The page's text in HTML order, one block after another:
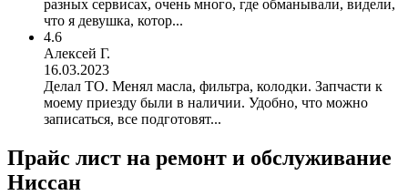
разных сервисах, очень много, где обманывали, видели,
что я девушка, котор...
4.6
Алексей Г.
16.03.2023
Делал ТО. Менял масла, фильтра, колодки. Запчасти к
моему приезду были в наличии. Удобно, что можно
записаться, все подготовят...
Прайс лист на ремонт и обслуживание
Ниссан